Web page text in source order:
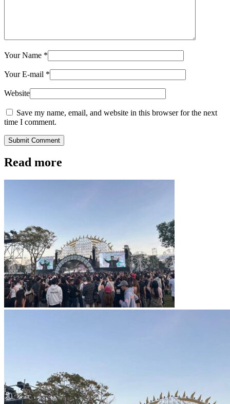
Your Name *
Your E-mail *
Website
Save my name, email, and website in this browser for the next
time I comment.
Submit Comment
Read more